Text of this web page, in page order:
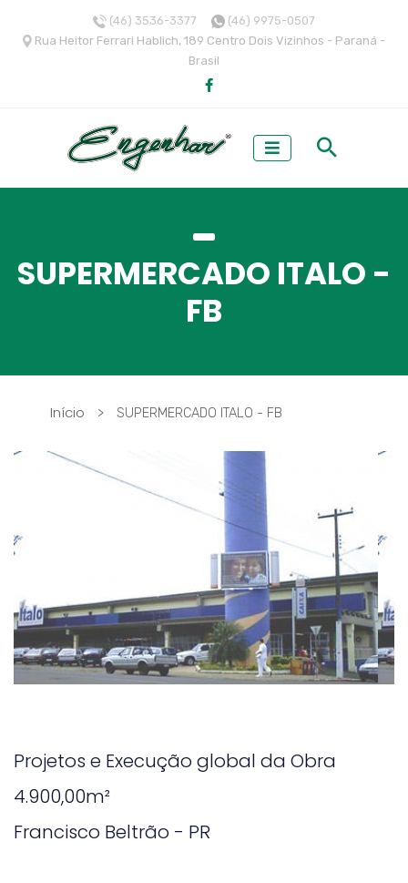
(46) 3536-3377
(46) 9975-0507
Rua Heitor Ferrari Hablich, 189 Centro Dois Vizinhos - Paraná -
Brasil
SUPERMERCADO ITALO -
FB
Início > SUPERMERCADO ITALO - FB
Projetos e Execução global da Obra
4.900,00m²
Francisco Beltrão - PR